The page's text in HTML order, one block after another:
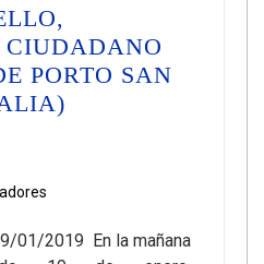
PORTO SAN
01/2019 En la mañana